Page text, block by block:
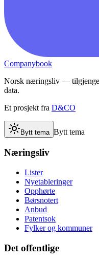
Companybook
Norsk næringsliv —
data.
Et prosjekt fra D&CO
Bytt tema Bytt tema
Næringsliv
Lister
Nyetableringer
Opphørte
Børsnotert
Anbud
Patentsok
Fylker og kommuner
Det offentlige